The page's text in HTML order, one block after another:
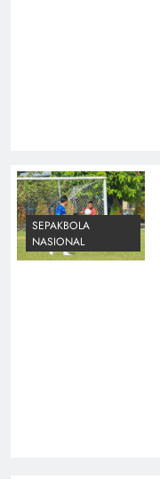
SEPAKBOLA
NASIONAL